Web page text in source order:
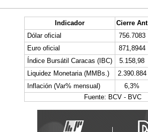
Indicador Cierre Ant
Dólar oficial
756.7083
Euro oficial
871,8944
Índice Bursátil Caracas (IBC)
5.158,98
Liquidez Monetaria (MMBs.)
2.390.884
Inflación (Var% mensual)
6,3%
Fuente: BCV - BVC